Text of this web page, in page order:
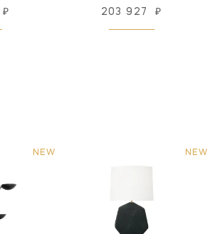
₽ 203 927 ₽
NEW NEW